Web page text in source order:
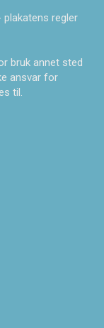
regler
bruk annet sted
ansvar for
til.